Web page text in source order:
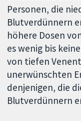
Personen, die
Blutverdünnern
höhere Dosen
es wenig bis
von tiefen
unerwünschten
denjenigen, die
Blutverdünnern